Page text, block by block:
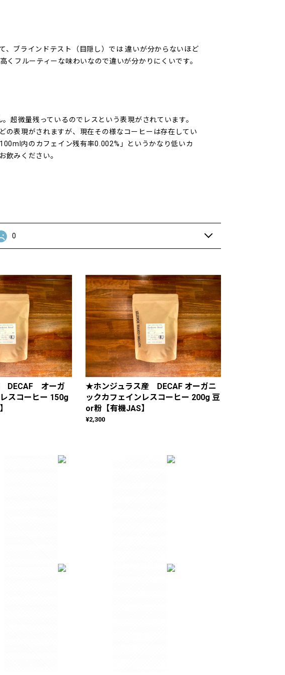
、ブラインドテスト（目隠し）では 違いが分からないほど
フルーティーな味わいなので違いが分かりにくいです。
超微量残っているのでレスという表現がされています。
の表現がされますが、現在その様なコーヒーは存在してい
内のカフェイン残有率0.002%」というかなり低いカ
飲みください。
0
DECAF オーガ
スコーヒー 150g
★ホンジュラス産 DECAF オーガニ
ックカフェインレスコーヒー 200g 豆
or粉【有機JAS】
¥2,300